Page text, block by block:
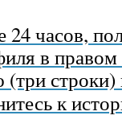
часов,
в
(три
к